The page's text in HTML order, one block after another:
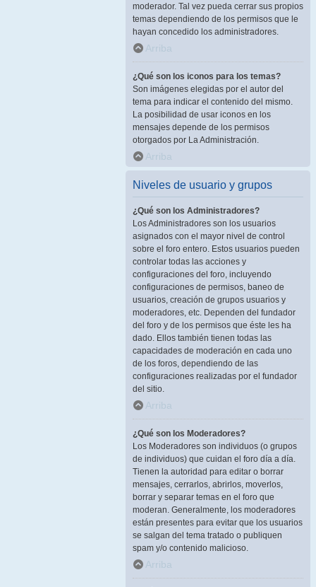
moderador. Tal vez pueda cerrar sus propios
temas dependiendo de los permisos que le
hayan concedido los administradores.
Arriba
¿Qué son los iconos para los temas?
Son imágenes elegidas por el autor del
tema para indicar el contenido del mismo.
La posibilidad de usar iconos en los
mensajes depende de los permisos
otorgados por La Administración.
Arriba
Niveles de usuario y grupos
¿Qué son los Administradores?
Los Administradores son los usuarios
asignados con el mayor nivel de control
sobre el foro entero. Estos usuarios pueden
controlar todas las acciones y
configuraciones del foro, incluyendo
configuraciones de permisos, baneo de
usuarios, creación de grupos usuarios y
moderadores, etc. Dependen del fundador
del foro y de los permisos que éste les ha
dado. Ellos también tienen todas las
capacidades de moderación en cada uno
de los foros, dependiendo de las
configuraciones realizadas por el fundador
del sitio.
Arriba
¿Qué son los Moderadores?
Los Moderadores son individuos (o grupos
de individuos) que cuidan el foro día a día.
Tienen la autoridad para editar o borrar
mensajes, cerrarlos, abrirlos, moverlos,
borrar y separar temas en el foro que
moderan. Generalmente, los moderadores
están presentes para evitar que los usuarios
se salgan del tema tratado o publiquen
spam y/o contenido malicioso.
Arriba